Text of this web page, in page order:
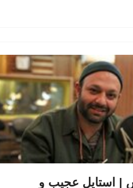
| استایل عجیب و